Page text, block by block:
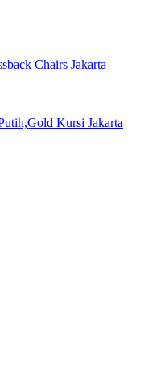
Chairs Jakarta
Kursi Jakarta